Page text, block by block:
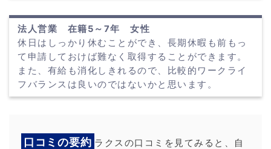
法人営業 在籍5～7年 女性
休日はしっかり休むことができ、長期休暇も前もっ
て申請しておけば難なく取得することができます。
また、有給も消化しきれるので、比較的ワークライ
フバランスは良いのではないかと思います。
口コミの要約 ラクスの口コミを見てみると、自